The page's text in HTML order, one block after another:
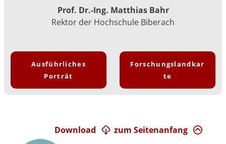
Prof. Dr.-Ing. Matthias Bahr
Rektor der Hochschule Biberach
Ausführliches
Porträt
Forschungslandkar
te
zum Seitenanfang
Download